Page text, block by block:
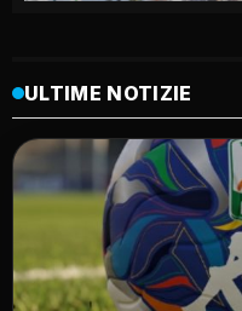
ULTIME NOTIZIE